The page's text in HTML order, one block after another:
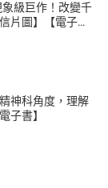
級巨作！改變千
片圖】【電子
神科角度，理解
子書】